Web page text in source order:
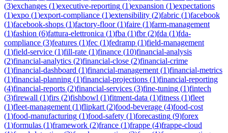
(3)exchanges (1)executive-reporting (1)expansion (1)expectations
(1)expo (1)export-compliance (1)extensibility (2)fabric (1)facebook
(1)facebook-shops (1)factory-floor(1)faire (1)farm-management
(1)fashion (6)fattura-elettronica (1)fba (1)fbr(2)fda (1)fda-
compliance (3)features (1)fec (1)fedramp (1)field-management
(1)field-service (1)fill-rate (1)finance (10)financial-analysis
(2)financial-analytics (2)financial-close (2)financial-crime
(1)financial-dashboard (1)financial-management (1)financial-metrics
(1)financial-planning (1)financial-projections (1)financial-reporting
(4)financial-reports (2)financial-services (3)fine-tuning (1)fintech
(3)firewall (1)firs (2)fishbowl (1)fitment-data (1)fitness (1)fleet
(1)fleet-management (1)flipkart (2)food-beverage (4)food-cost
(1)food-manufacturing (1)food-safety (1)forecasting (9)forex
(1)formulas (1)framework (2)france (1)frappe (4)frappe-cloud